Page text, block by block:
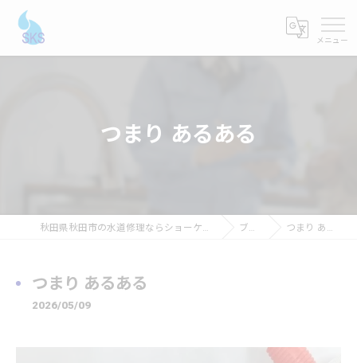
つまり あるある
秋田県秋田市の水道修理ならショーケンシステムス ブログ つまり あるある
つまり あるある
2026/05/09